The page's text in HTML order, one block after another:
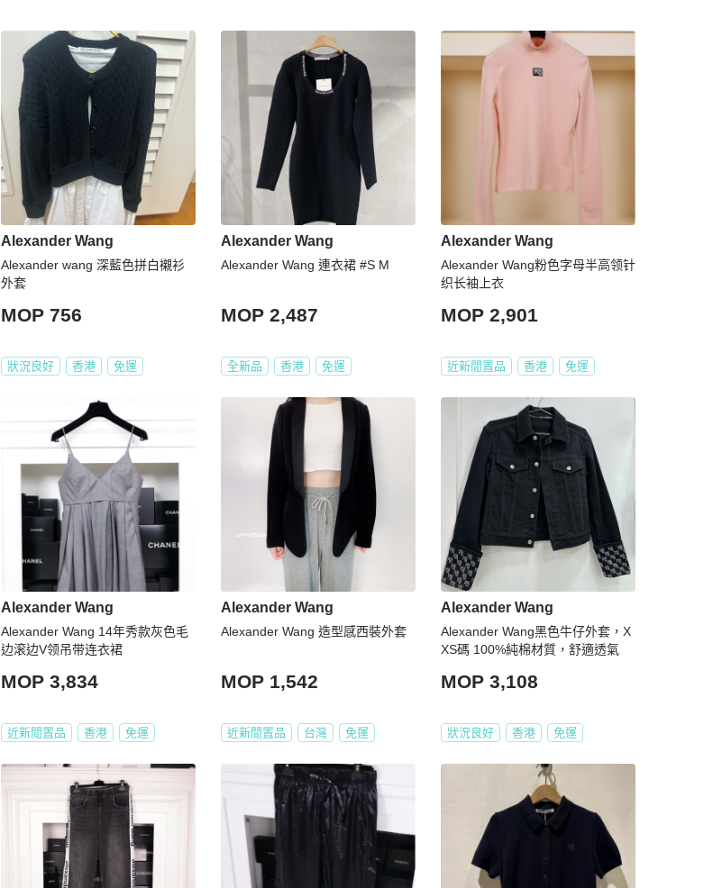
Alexander Wang
Alexander wang 深藍色拼白襯衫
外套
MOP 756
狀況良好 香港 免運
Alexander Wang
Alexander Wang 連衣裙 #S M
MOP 2,487
全新品 香港 免運
Alexander Wang
Alexander Wang粉色字母半高领针
织长袖上衣
MOP 2,901
近新閒置品 香港 免運
Alexander Wang
Alexander Wang 14年秀款灰色毛
边滚边V领吊带连衣裙
MOP 3,834
近新閒置品 香港 免運
Alexander Wang
Alexander Wang 造型感西裝外套
MOP 1,542
近新閒置品 台灣 免運
Alexander Wang
Alexander Wang黑色牛仔外套，X
XS碼 100%純棉材質，舒適透氣
MOP 3,108
狀況良好 香港 免運